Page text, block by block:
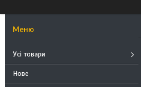
Усі товари
Нове